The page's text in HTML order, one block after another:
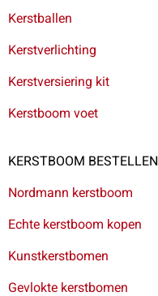
Kerstballen
Kerstverlichting
Kerstversiering kit
Kerstboom voet
KERSTBOOM BESTELLEN
Nordmann kerstboom
Echte kerstboom kopen
Kunstkerstbomen
Gevlokte kerstbomen